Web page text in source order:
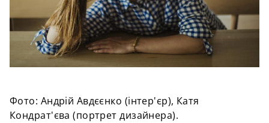
Фото: Андрій Авдєєнко (інтер'єр), Катя
Кондрат'єва (портрет дизайнера).